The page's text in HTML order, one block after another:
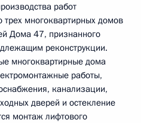
работ
трех многоквартирных домов
Дома 47, признанного
реконструкции.
многоквартирные дома
работы,
канализации,
дверей и остекление
монтаж лифтового